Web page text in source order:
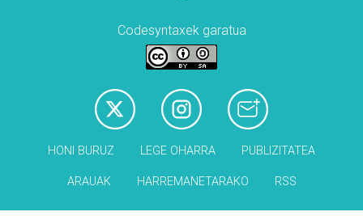
Codesyntaxek garatua
HONI BURUZ LEGE OHARRA PUBLIZITATEA
ARAUAK HARREMANETARAKO RSS